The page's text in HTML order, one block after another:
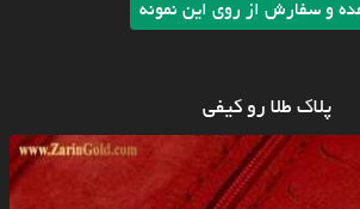
و سفارش از روی این نمونه
پلاک طلا رو کیفی